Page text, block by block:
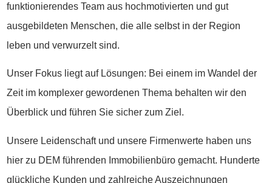
funktionierendes Team aus hochmotivierten und gut
ausgebildeten Menschen, die alle selbst in der Region
leben und verwurzelt sind.
Unser Fokus liegt auf Lösungen: Bei einem im Wandel der
Zeit im komplexer gewordenen Thema behalten wir den
Überblick und führen Sie sicher zum Ziel.
Unsere Leidenschaft und unsere Firmenwerte haben uns
hier zu DEM führenden Immobilienbüro gemacht. Hunderte
glückliche Kunden und zahlreiche Auszeichnungen